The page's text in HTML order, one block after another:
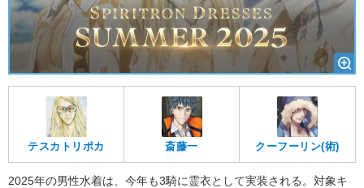
テスカトリポカ 斎藤一 クーフーリン(術)
2025年の男性水着は、今年も3騎に霊衣として実装される。対象キ